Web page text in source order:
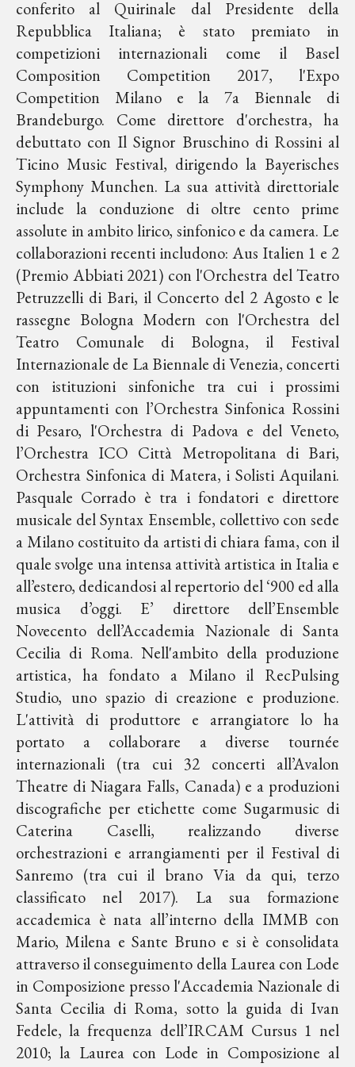
conferito al Quirinale dal Presidente della
Repubblica Italiana; è stato premiato in
competizioni internazionali come il Basel
Composition Competition 2017, l'Expo
Competition Milano e la 7a Biennale di
Brandeburgo. Come direttore d'orchestra, ha
debuttato con Il Signor Bruschino di Rossini al
Ticino Music Festival, dirigendo la Bayerisches
Symphony Munchen. La sua attività direttoriale
include la conduzione di oltre cento prime
assolute in ambito lirico, sinfonico e da camera. Le
collaborazioni recenti includono: Aus Italien 1 e 2
(Premio Abbiati 2021) con l'Orchestra del Teatro
Petruzzelli di Bari, il Concerto del 2 Agosto e le
rassegne Bologna Modern con l'Orchestra del
Teatro Comunale di Bologna, il Festival
Internazionale de La Biennale di Venezia, concerti
con istituzioni sinfoniche tra cui i prossimi
appuntamenti con l’Orchestra Sinfonica Rossini
di Pesaro, l'Orchestra di Padova e del Veneto,
l’Orchestra ICO Città Metropolitana di Bari,
Orchestra Sinfonica di Matera, i Solisti Aquilani.
Pasquale Corrado è tra i fondatori e direttore
musicale del Syntax Ensemble, collettivo con sede
a Milano costituito da artisti di chiara fama, con il
quale svolge una intensa attività artistica in Italia e
all’estero, dedicandosi al repertorio del ‘900 ed alla
musica d’oggi. E’ direttore dell’Ensemble
Novecento dell’Accademia Nazionale di Santa
Cecilia di Roma. Nell'ambito della produzione
artistica, ha fondato a Milano il RecPulsing
Studio, uno spazio di creazione e produzione.
L'attività di produttore e arrangiatore lo ha
portato a collaborare a diverse tournée
internazionali (tra cui 32 concerti all’Avalon
Theatre di Niagara Falls, Canada) e a produzioni
discografiche per etichette come Sugarmusic di
Caterina Caselli, realizzando diverse
orchestrazioni e arrangiamenti per il Festival di
Sanremo (tra cui il brano Via da qui, terzo
classificato nel 2017). La sua formazione
accademica è nata all’interno della IMMB con
Mario, Milena e Sante Bruno e si è consolidata
attraverso il conseguimento della Laurea con Lode
in Composizione presso l'Accademia Nazionale di
Santa Cecilia di Roma, sotto la guida di Ivan
Fedele, la frequenza dell’IRCAM Cursus 1 nel
2010; la Laurea con Lode in Composizione al